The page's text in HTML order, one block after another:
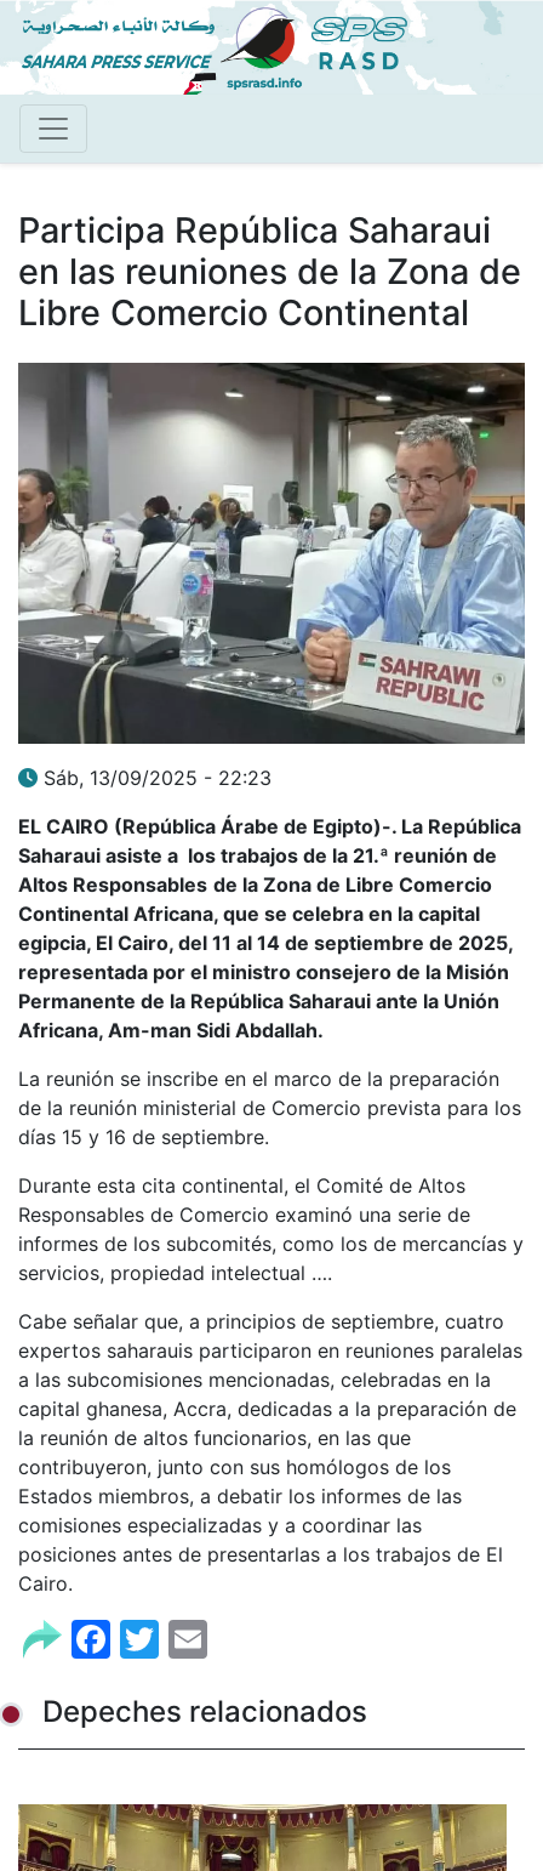
Pasar
al
contenido
Participa República Saharaui
en las reuniones de la Zona de
Libre Comercio Continental
Sáb, 13/09/2025 - 22:23
EL CAIRO (República Árabe de Egipto)-. La República
Saharaui asiste a los trabajos de la 21.ª reunión de
Altos Responsables de la Zona de Libre Comercio
Continental Africana, que se celebra en la capital
egipcia, El Cairo, del 11 al 14 de septiembre de 2025,
representada por el ministro consejero de la Misión
Permanente de la República Saharaui ante la Unión
Africana, Am-man Sidi Abdallah.
La reunión se inscribe en el marco de la preparación
de la reunión ministerial de Comercio prevista para los
días 15 y 16 de septiembre.
Durante esta cita continental, el Comité de Altos
Responsables de Comercio examinó una serie de
informes de los subcomités, como los de mercancías y
servicios, propiedad intelectual ….
Cabe señalar que, a principios de septiembre, cuatro
expertos saharauis participaron en reuniones paralelas
a las subcomisiones mencionadas, celebradas en la
capital ghanesa, Accra, dedicadas a la preparación de
la reunión de altos funcionarios, en las que
contribuyeron, junto con sus homólogos de los
Estados miembros, a debatir los informes de las
comisiones especializadas y a coordinar las
posiciones antes de presentarlas a los trabajos de El
Cairo.
Facebook
Twitter
Depeches relacionados